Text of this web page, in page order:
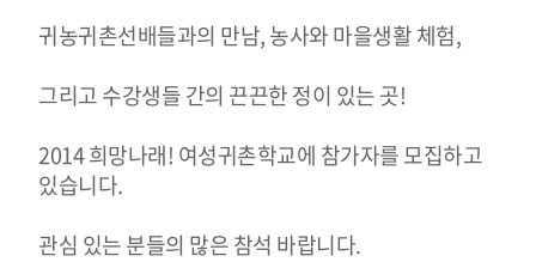
귀농귀촌선배들과의 만남, 농사와 마을생활 체험,
그리고 수강생들 간의 끈끈한 정이 있는 곳!
2014 희망나래! 여성귀촌학교에 참가자를 모집하고
있습니다.
관심 있는 분들의 많은 참석 바랍니다.